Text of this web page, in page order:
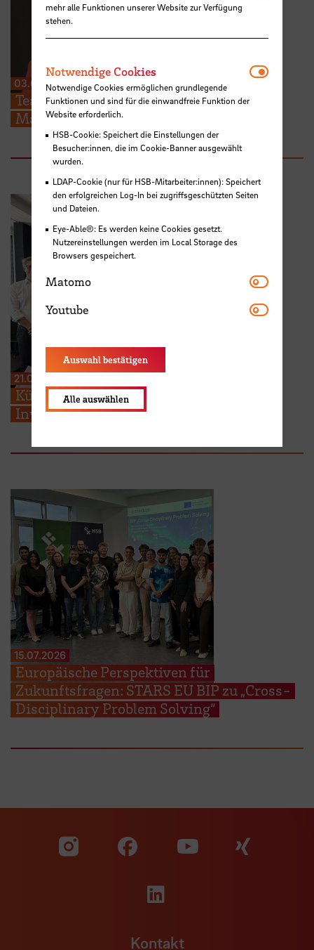
03.08.2026
Teaching Award der Academy of
Management für Dr. Humberta Silva
21.07.2026
Künstliche Intelligenz für die algerische
Investitionsförderung
15.07.2026
Europäische Perspektiven für
Zukunftsfragen: STARS EU BIP zu „Cross-
Disciplinary Problem Solving“
Zu unserer Facebook
Zu
Zu unserer
Kontakt
mehr alle Funktionen unserer Website zur Verfügung
stehen.
Notwendige Cookies
Notwendige Cookies ermöglichen grundlegende
Funktionen und sind für die einwandfreie Funktion der
Website erforderlich.
HSB-Cookie: Speichert die Einstellungen der
Besucher:innen, die im Cookie-Banner ausgewählt
wurden.
LDAP-Cookie (nur für HSB-Mitarbeiter:innen): Speichert
den erfolgreichen Log-In bei zugriffsgeschützten Seiten
und Dateien.
Eye-Able®: Es werden keine Cookies gesetzt.
Nutzereinstellungen werden im Local Storage des
Browsers gespeichert.
Matomo Matomo
Youtube Youtube
Auswahl bestätigen
Alle auswählen